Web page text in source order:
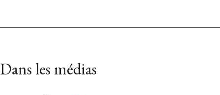
Dans les médias